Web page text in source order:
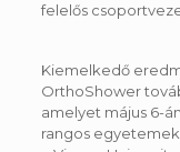
felelős
Kiemelkedő
OrthoShower
amelyet május 6-
rangos